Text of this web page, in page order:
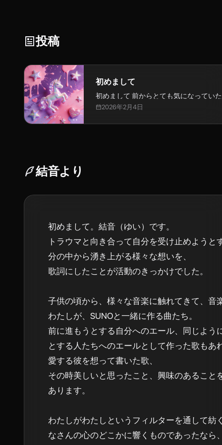
投稿
初めまして
初めまして 前からとても気になっていた、AISA Radio ALPS
で、曲をリリースするなら、最初は私
2026年2月4日
結音より
初めまして。結音（ゆい）です。
トラウマと向き合って自分を受け止めようと
分の中から湧き上がる様々な想いを、
歌詞にしたことが活動のきっかけでした。
子供の頃から、様々な音楽に触れてきて、音
わたしが、SUNOと一緒に作る曲たち。
前に進もうとする自分へのエール、同じよう
とする人たちへのエールとして作った歌もあ
愛する彼を想って書いた歌、
その時美しいと思ったこと、興味のあること
あります。
わたしがわたしというフィルターを通して紡
なさんの心のどこかに響くものであったなら